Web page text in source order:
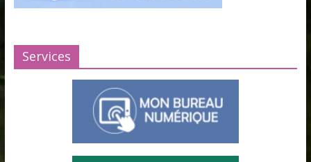
Services